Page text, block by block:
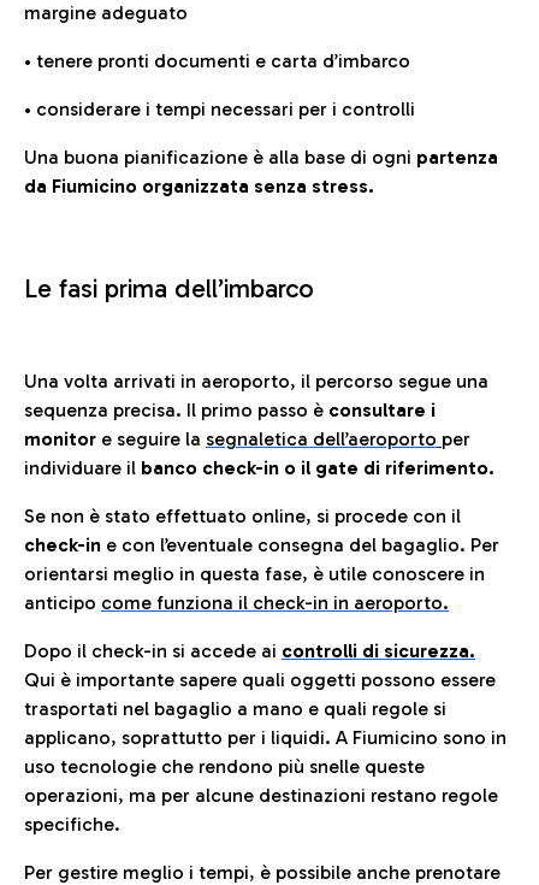
margine adeguato
• tenere pronti documenti e carta d’imbarco
• considerare i tempi necessari per i controlli
Una buona pianificazione è alla base di ogni partenza
da Fiumicino organizzata senza stress.
Le fasi prima dell’imbarco
Una volta arrivati in aeroporto, il percorso segue una
sequenza precisa. Il primo passo è consultare i
monitor e seguire la segnaletica dell’aeroporto per
individuare il banco check-in o il gate di riferimento.
Se non è stato effettuato online, si procede con il
check-in e con l’eventuale consegna del bagaglio. Per
orientarsi meglio in questa fase, è utile conoscere in
anticipo come funziona il check-in in aeroporto.
Dopo il check-in si accede ai controlli di sicurezza.
Qui è importante sapere quali oggetti possono essere
trasportati nel bagaglio a mano e quali regole si
applicano, soprattutto per i liquidi. A Fiumicino sono in
uso tecnologie che rendono più snelle queste
operazioni, ma per alcune destinazioni restano regole
specifiche.
Per gestire meglio i tempi, è possibile anche prenotare